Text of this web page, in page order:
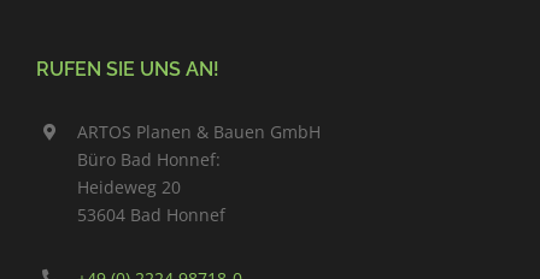
RUFEN SIE UNS AN!
ARTOS Planen & Bauen GmbH
Büro Bad Honnef:
Heideweg 20
53604 Bad Honnef